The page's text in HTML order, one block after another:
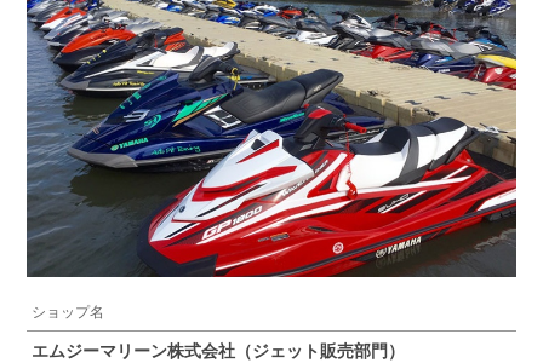
ショップ名
エムジーマリーン株式会社（ジェット販売部門）